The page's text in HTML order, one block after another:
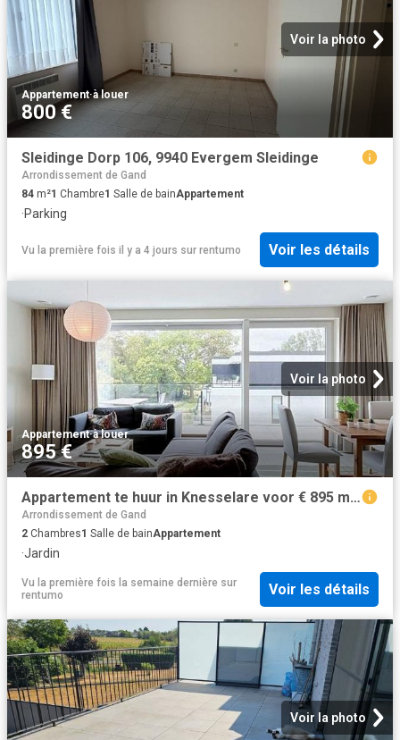
Voir la photo
Appartement·à louer
800 €
Sleidinge Dorp 106, 9940 Evergem Sleidinge
Arrondissement de Gand
84 m²1 Chambre1 Salle de bainAppartement
·Parking
Vu la première fois il y a 4 jours sur rentumo Voir les détails
Voir la photo
Appartement·à louer
895 €
Appartement te huur in Knesselare voor € 895 met 2 slaapkamers
Arrondissement de Gand
2 Chambres1 Salle de bainAppartement
·Jardin
Vu la première fois la semaine dernière sur
rentumo
Voir les détails
Voir la photo